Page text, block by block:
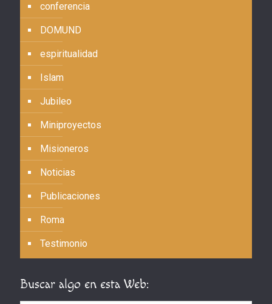
conferencia
DOMUND
espiritualidad
Islam
Jubileo
Miniproyectos
Misioneros
Noticias
Publicaciones
Roma
Testimonio
Buscar algo en esta Web: